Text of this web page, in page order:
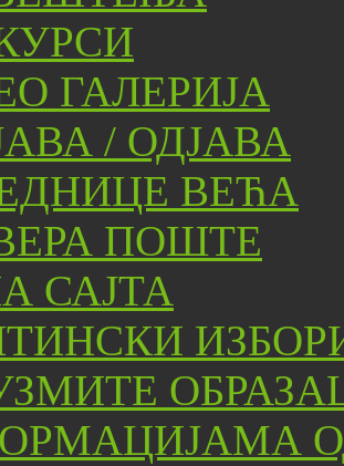
ГАЛЕРИЈА
/ ОДЈАВА
ВЕЋА
ПОШТЕ
САЈТА